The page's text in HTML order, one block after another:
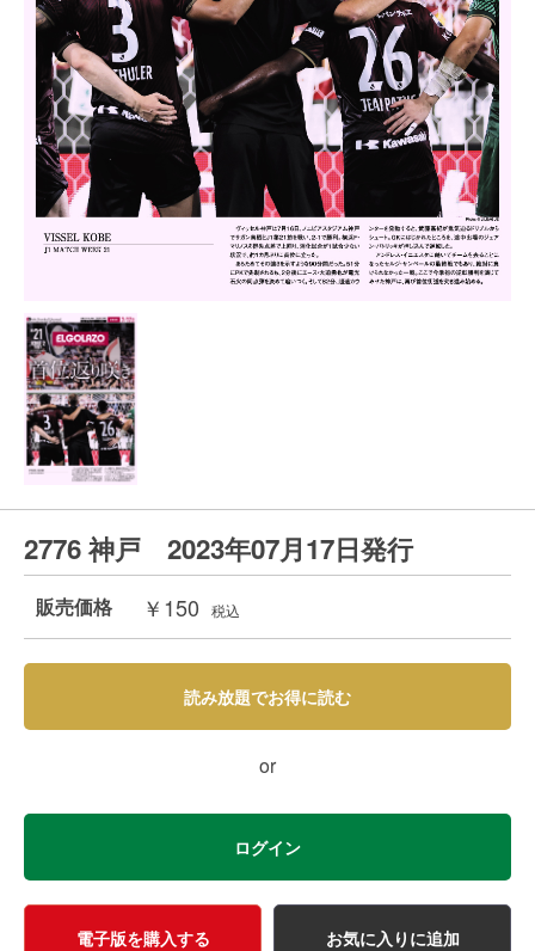
2776 神戸 2023年07月17日発行
販売価格 ￥150 税込
読み放題でお得に読む
or
ログイン
電子版を購入する お気に入りに追加